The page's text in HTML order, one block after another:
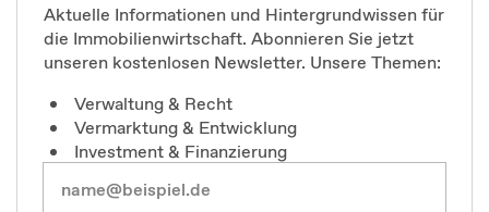
Aktuelle Informationen und Hintergrundwissen für
die Immobilienwirtschaft. Abonnieren Sie jetzt
unseren kostenlosen Newsletter. Unsere Themen:
Verwaltung & Recht
Vermarktung & Entwicklung
Investment & Finanzierung